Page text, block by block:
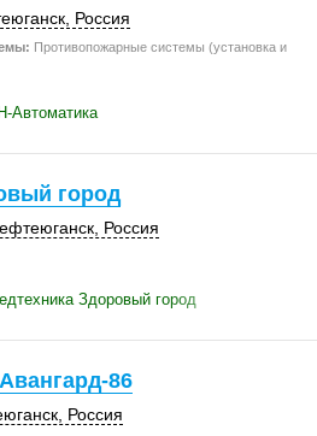
Россия
Противопожарные системы (установка и
Автоматика
город
Россия
Здоровый город
86
Россия